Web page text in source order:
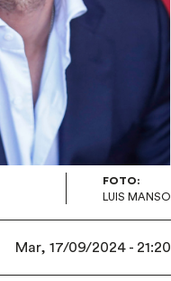
FOTO:
LUIS MANSO
Mar, 17/09/2024 - 21:20